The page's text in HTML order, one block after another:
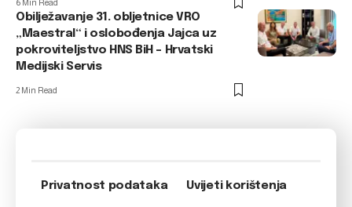
6 Min Read
Obilježavanje 31. obljetnice VRO
„Maestral“ i oslobođenja Jajca uz
pokroviteljstvo HNS BiH – Hrvatski
Medijski Servis
2 Min Read
Privatnost podataka Uvijeti korištenja